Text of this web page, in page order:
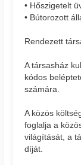
• Hőszigetelt
• Bútorozott
Rendezett
A társasház
kódos
számára.
A közös
foglalja a
világítását, a
díját.